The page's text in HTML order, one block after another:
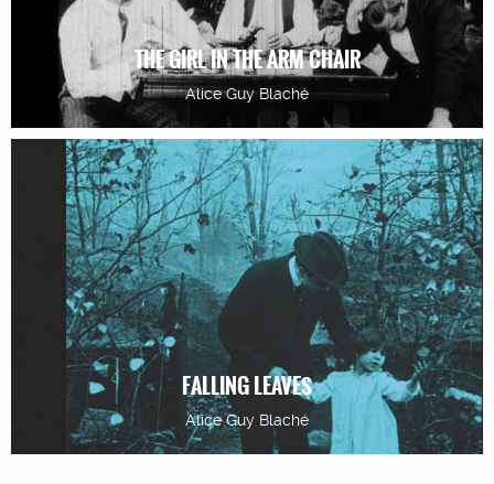
THE GIRL IN THE ARM CHAIR
Alice Guy Blaché
FALLING LEAVES
Alice Guy Blaché